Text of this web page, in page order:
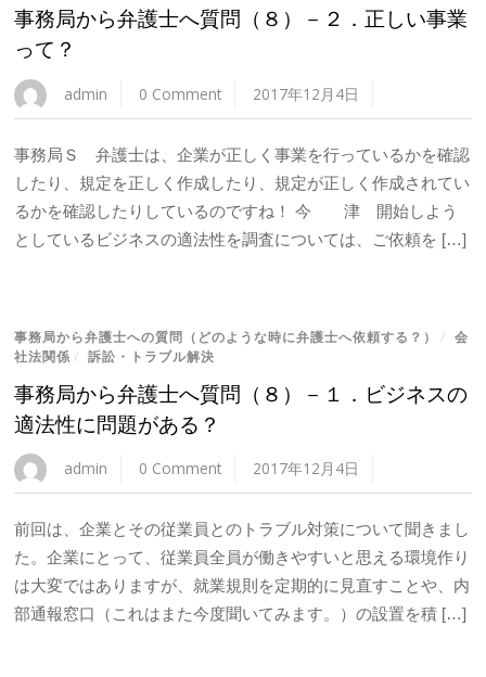
事務局から弁護士へ質問（８）－２．正しい事業
って？
admin 0 Comment 2017年12月4日
事務局Ｓ 弁護士は、企業が正しく事業を行っているかを確認
したり、規定を正しく作成したり、規定が正しく作成されてい
るかを確認したりしているのですね！ 今 津 開始しよう
としているビジネスの適法性を調査については、ご依頼を […]
事務局から弁護士への質問（どのような時に弁護士へ依頼する？） / 会
社法関係 / 訴訟・トラブル解決
事務局から弁護士へ質問（８）－１．ビジネスの
適法性に問題がある？
admin 0 Comment 2017年12月4日
前回は、企業とその従業員とのトラブル対策について聞きまし
た。企業にとって、従業員全員が働きやすいと思える環境作り
は大変ではありますが、就業規則を定期的に見直すことや、内
部通報窓口（これはまた今度聞いてみます。）の設置を積 […]